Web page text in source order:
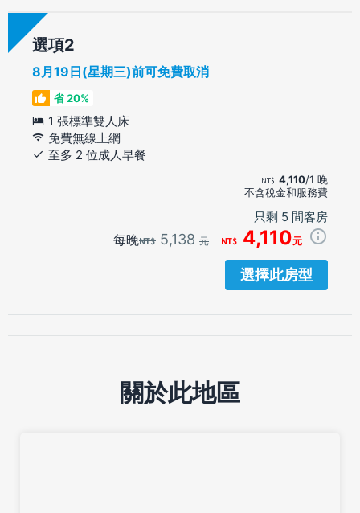
選項
8月19日(星期三)前可免費取消
省 20%
1 張標準雙人床
免費無線上網
至多 2 位成人早餐
4,110/1 晚
不含稅金和服務費
只剩 5 間客房
每晚 5,138元 4,110元
選擇此房型
關於此地區